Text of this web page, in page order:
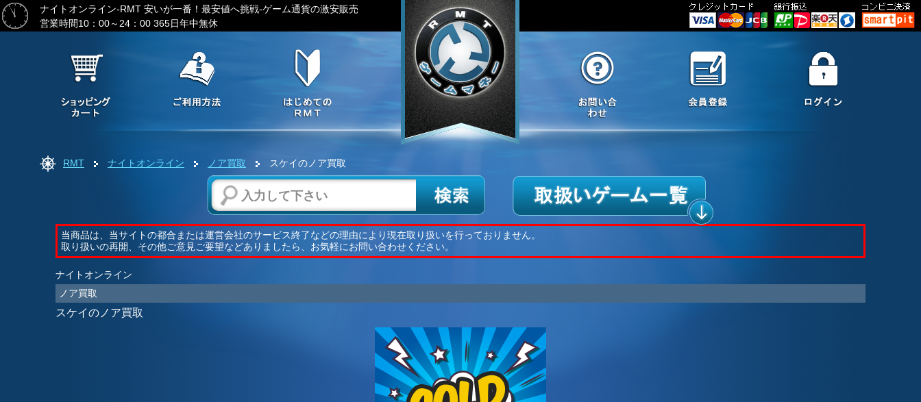
ナイトオンライン-RMT 安いが一番！最安値へ挑戦-ゲーム通貨の激安販売
営業時間10：00～24：00 365日年中無休
RMT ナイトオンライン ノア買取 スケイのノア買取
当商品は、当サイトの都合または運営会社のサービス終了などの理由により現在取り扱いを行っておりません。
取り扱いの再開、その他ご意見ご要望などありましたら、お気軽にお問い合わせください。
ナイトオンライン
ノア買取
スケイのノア買取